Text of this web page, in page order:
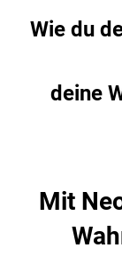
Wie du
deine
Mit